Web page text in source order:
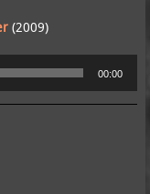
(2009)
00:00